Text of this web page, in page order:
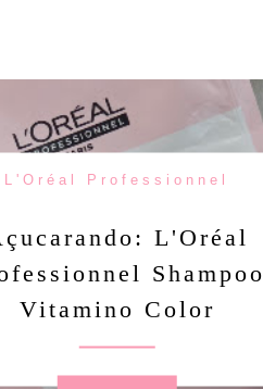
L'Oréal Professionnel
L'Oréal
Shampoo
Vitamino Color